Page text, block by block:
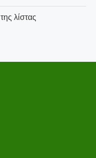
λίστας